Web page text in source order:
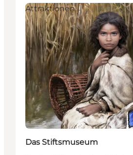
Attraktionen
Das Stiftsmuseum